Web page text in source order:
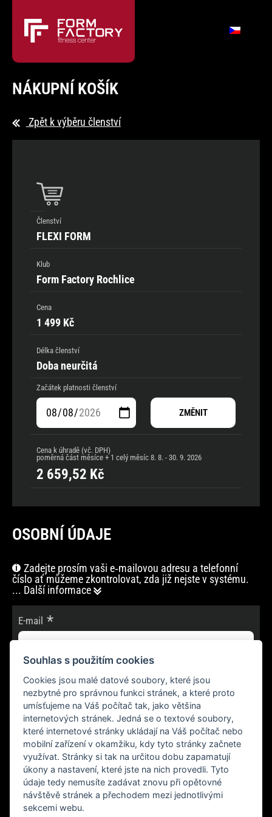
NÁKUPNÍ KOŠÍK
Zpět k výběru členství
Členství
FLEXI FORM
Klub
Form Factory Rochlice
Cena
1 499 Kč
Délka členství
Doba neurčitá
Začátek platnosti členství
ZMĚNIT
Cena k úhradě (vč. DPH)
poměrná část měsíce + 1 celý měsíc 8. 8. - 30. 9. 2026
2 659,52 Kč
OSOBNÍ ÚDAJE
Zadejte prosím vaši e‑mailovou adresu a telefonní
číslo ať můžeme zkontrolovat, zda již nejste v systému.
... Další informace
E-mail
POKRAČOVAT
Souhlas s použitím cookies
Cookies jsou malé datové soubory, které jsou
nezbytné pro správnou funkci stránek, a které proto
umísťujeme na Váš počítač tak, jako většina
internetových stránek. Jedná se o textové soubory,
které internetové stránky ukládají na Váš počítač nebo
mobilní zařízení v okamžiku, kdy tyto stránky začnete
využívat. Stránky si tak na určitou dobu zapamatují
úkony a nastavení, které jste na nich provedli. Tyto
údaje tedy nemusíte zadávat znovu při opětovné
návštěvě stránek a přechodem mezi jednotlivými
sekcemi webu.